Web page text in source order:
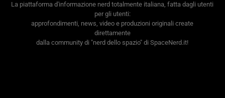
La piattaforma d'informazione nerd totalmente italiana, fatta dagli utenti
per gli utenti:
approfondimenti, news, video e produzioni originali create
direttamente
dalla community di "nerd dello spazio" di SpaceNerd.it!